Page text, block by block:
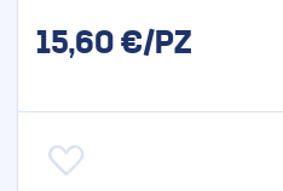
15,60 €/PZ